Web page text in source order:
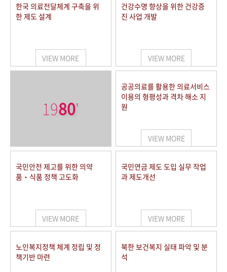
한국 의료전달체계 구축을 위
한 제도 설계
VIEW MORE
건강수명 향상을 위한 건강증
진 사업 개발
VIEW MORE
1980'
공공의료를 활용한 의료서비스
이용의 형평성과 격차 해소 지
원
VIEW MORE
국민안전 제고를 위한 의약
품‧식품 정책 고도화
VIEW MORE
국민연금 제도 도입 실무 작업
과 제도개선
VIEW MORE
노인복지정책 체계 정립 및 정
책기반 마련
북한 보건복지 실태 파악 및 분
석